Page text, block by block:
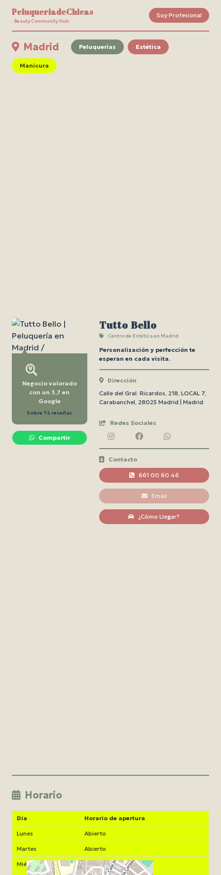
PeluqueriadeChicas
· Beauty Community Hub ·
Soy Profesional
Madrid Peluquerías Estética
Manicura
Negocio valorado
con un 3,7 en
Google
Sobre 74 reseñas
Compartir
Tutto Bello
Centro de Estética en Madrid
Personalización y perfección te
esperan en cada visita.
Dirección
Calle del Gral. Ricardos, 218, LOCAL 7,
Carabanchel, 28025 Madrid | Madrid
Redes Sociales
Contacto
661 00 60 46
Email
¿Cómo Llegar?
Horario
Día Horario de apertura
Lunes Abierto
Martes Abierto
Miércoles Abierto